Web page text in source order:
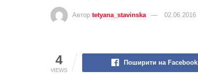
Автор tetyana_stavinska 02.06.2016
4
VIEWS
Поширити на Facebook